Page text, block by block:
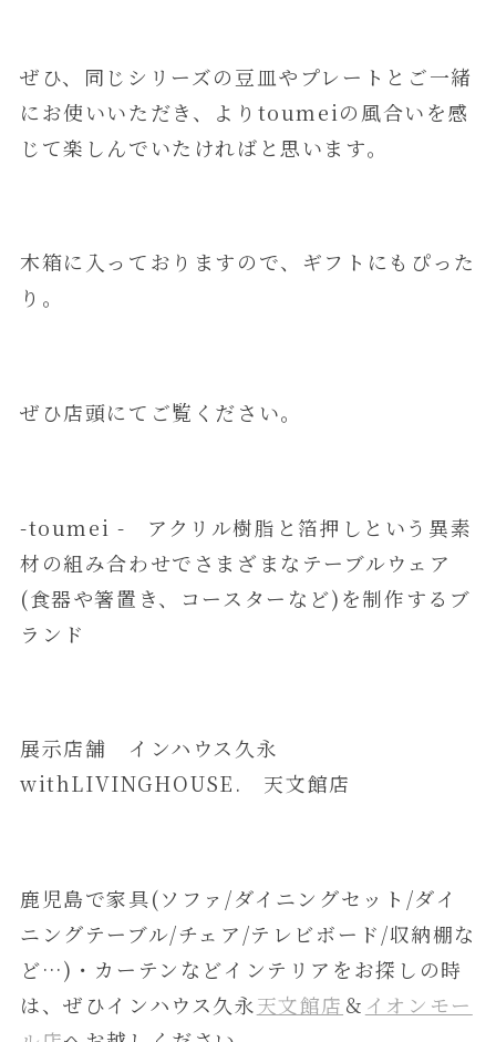
ぜひ、同じシリーズの豆皿やプレートとご一緒
にお使いいただき、よりtoumeiの風合いを感
じて楽しんでいたければと思います。
木箱に入っておりますので、ギフトにもぴった
り。
ぜひ店頭にてご覧ください。
-toumei - アクリル樹脂と箔押しという異素
材の組み合わせでさまざまなテーブルウェア
(食器や箸置き、コースターなど)を制作するブ
ランド
展示店舗 インハウス久永
withLIVINGHOUSE. 天文館店
鹿児島で家具(ソファ/ダイニングセット/ダイ
ニングテーブル/チェア/テレビボード/収納棚な
ど…)・カーテンなどインテリアをお探しの時
は、ぜひインハウス久永天文館店 ＆ イオンモー